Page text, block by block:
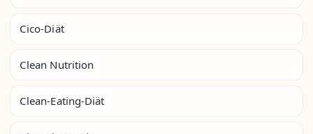
Cico-Diät
Clean Nutrition
Clean-Eating-Diät